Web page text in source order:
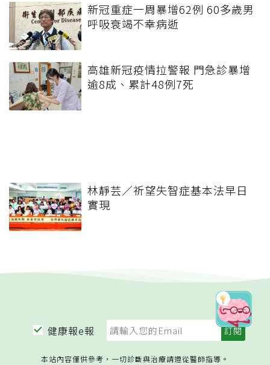
新冠重症一周暴增62例 60多歲男
呼吸衰竭不幸病逝
高雄新冠疫情拉警報 門急診暴增
逾8成、累計48例7死
林靜芸／祈望失智症基本法早日
實現
健康報e報
本站內容僅供參考，一切診斷與治療請遵從醫師指導。